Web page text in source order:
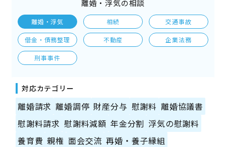
離婚・浮気の相談
離婚・浮気 相続 交通事故
借金・債務整理 不動産 企業法務
刑事事件
対応カテゴリー
離婚請求 離婚調停 財産分与 慰謝料 離婚協議書
慰謝料請求 慰謝料減額 年金分割 浮気の慰謝料
養育費 親権 面会交流 再婚・養子縁組